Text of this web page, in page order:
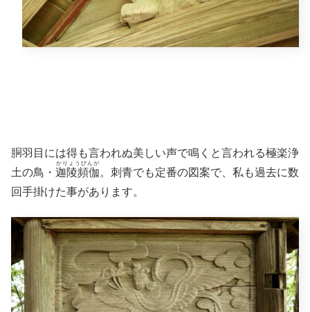
胴羽目には得も言われぬ美しい声で鳴くと言われる極楽浄
土の鳥・ 迦陵頻伽
かりょうびんが
。刺青でも定番の図案で、私も過去に数
回手掛けた事があります。